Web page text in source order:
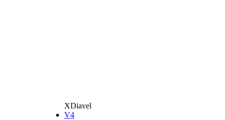
XDiavel
V4